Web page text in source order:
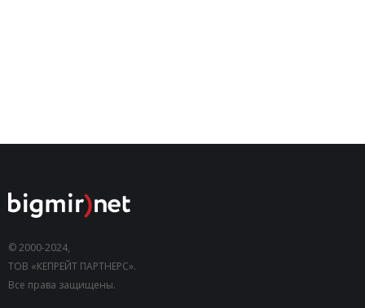
© 2000-2024,
ТОВ «КЕПРЕЙТ ПАРТНЕРС».
Все права защищены.